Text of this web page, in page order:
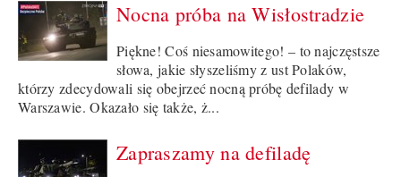
Nocna próba na Wisłostradzie
Piękne! Coś niesamowitego! – to najczęstsze
słowa, jakie słyszeliśmy z ust Polaków,
którzy zdecydowali się obejrzeć nocną próbę defilady w
Warszawie. Okazało się także, ż...
Zapraszamy na defiladę